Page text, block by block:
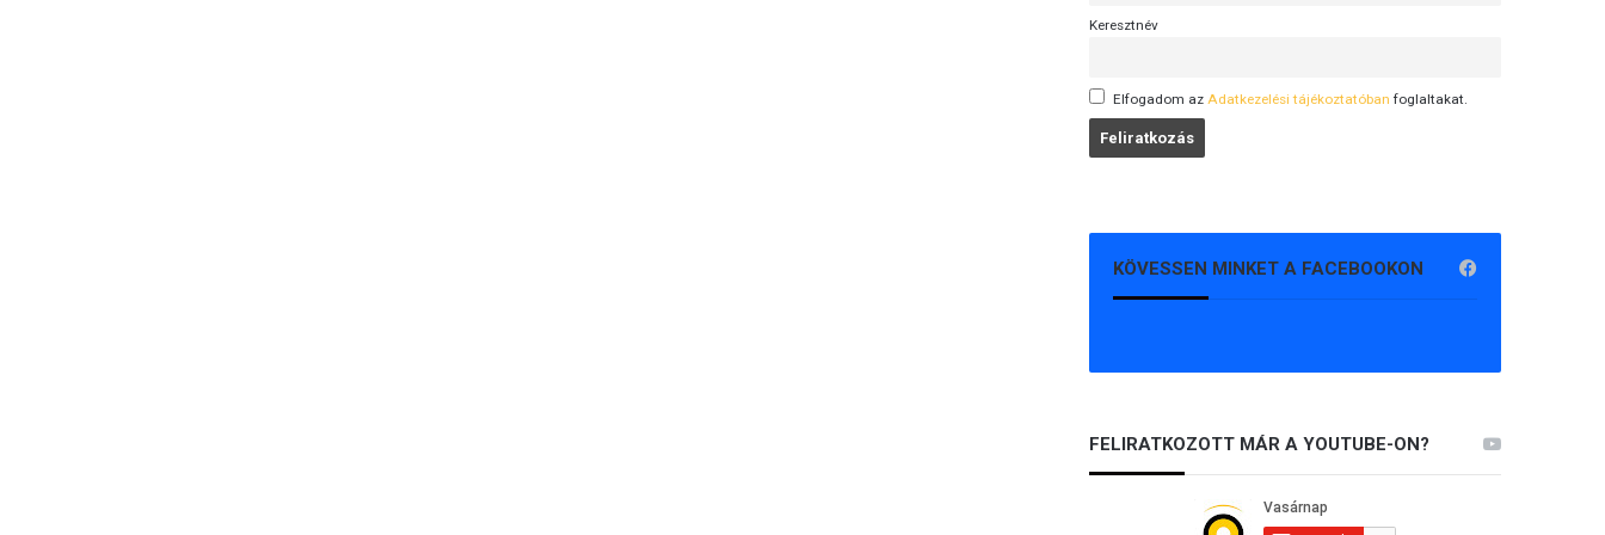
Keresztnév
Elfogadom az Adatkezelési tájékoztatóban foglaltakat.
KÖVESSEN MINKET A FACEBOOKON
FELIRATKOZOTT MÁR A YOUTUBE-ON?